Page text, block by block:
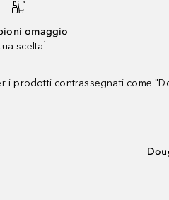
omaggio
scelta¹
prodotti contrassegnati come